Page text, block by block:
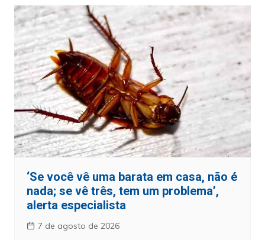
‘Se você vê uma barata em casa, não é
nada; se vê três, tem um problema’,
alerta especialista
7 de agosto de 2026